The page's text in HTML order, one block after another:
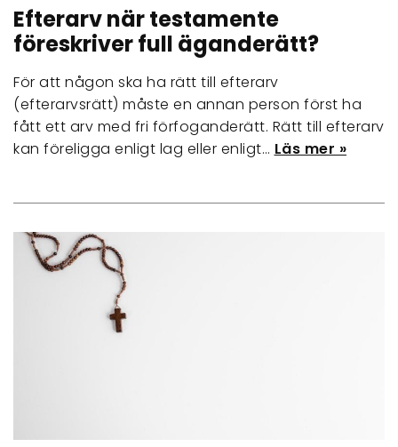
Efterarv när testamente
föreskriver full äganderätt?
För att någon ska ha rätt till efterarv
(efterarvsrätt) måste en annan person först ha
fått ett arv med fri förfoganderätt. Rätt till efterarv
kan föreligga enligt lag eller enligt… Läs mer »